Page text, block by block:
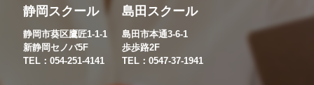
静岡スクール
静岡市葵区鷹匠1-1-1
新静岡セノバ5F
TEL：054-251-4141
島田スクール
島田市本通3-6-1
歩歩路2F
TEL：0547-37-1941